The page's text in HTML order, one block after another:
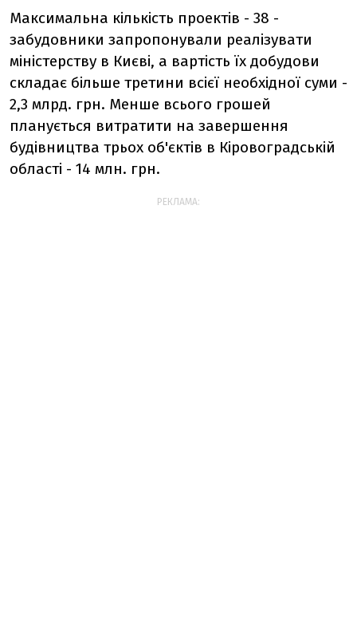
Максимальна кількість проектів - 38 -
забудовники запропонували реалізувати
міністерству в Києві, а вартість їх добудови
складає більше третини всієї необхідної суми -
2,3 млрд. грн. Менше всього грошей
планується витратити на завершення
будівництва трьох об'єктів в Кіровоградській
області - 14 млн. грн.
РЕКЛАМА: